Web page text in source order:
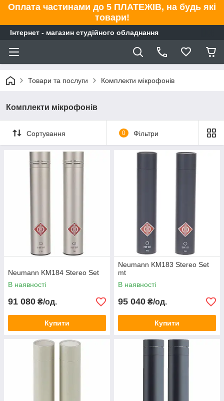
Оплата частинами до 5 ПЛАТЕЖІВ, на будь які
товари!
Інтернет - магазин студійного обладнання
Товари та послуги Комплекти мікрофонів
Комплекти мікрофонів
Сортування 0 Фільтри
Neumann KM184 Stereo Set
В наявності
91 080 ₴/од.
Купити
Neumann KM183 Stereo Set
mt
В наявності
95 040 ₴/од.
Купити